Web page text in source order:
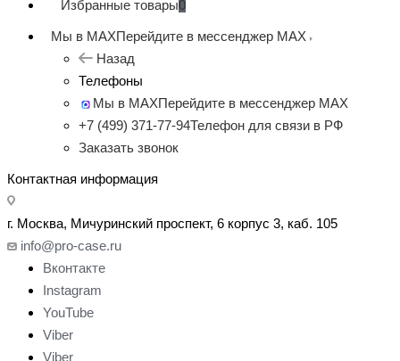
Избранные товары0
Мы в MAXПерейдите в мессенджер MAX
Назад
Телефоны
Мы в MAXПерейдите в мессенджер MAX
+7 (499) 371-77-94Телефон для связи в РФ
Заказать звонок
Контактная информация
г. Москва, Мичуринский проспект, 6 корпус 3, каб. 105
info@pro-case.ru
Вконтакте
Instagram
YouTube
Viber
Viber